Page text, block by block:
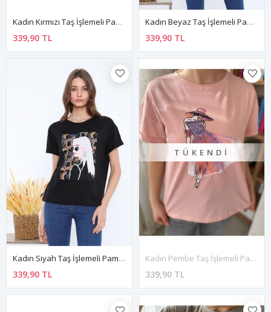
Kadın Kırmızı Taş İşlemeli Pamuklu T-Shirt 4C-5035
339,90 TL
Kadın Beyaz Taş İşlemeli Pamuklu T-Shirt 4C-5034
339,90 TL
Kadın Siyah Taş İşlemeli Pamuklu T-Shirt 4C-5033
339,90 TL
TÜKENDI
Kadın Pembe Taş İşlemeli Pamuklu T-Shirt 4C-5032
339,90 TL